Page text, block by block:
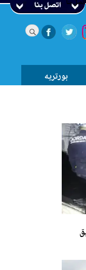
اتصل بنا
بورتريه